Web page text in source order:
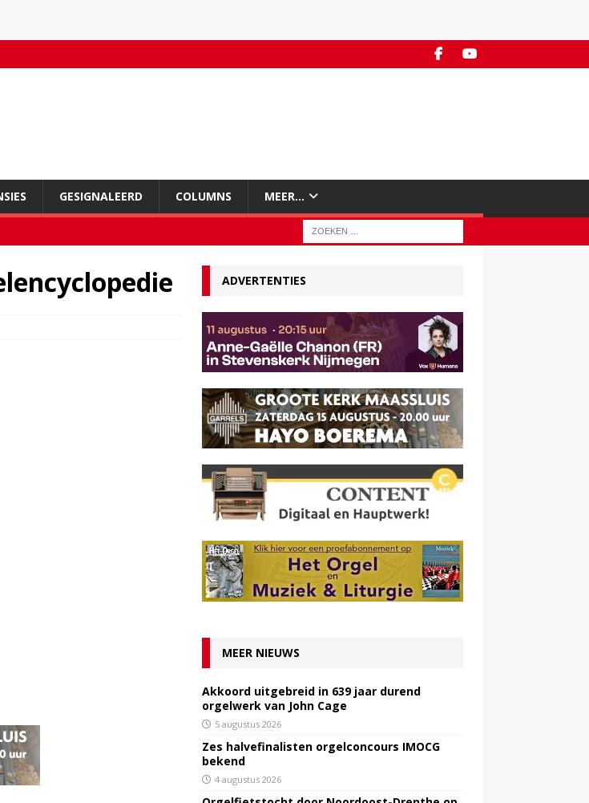
GESIGNALEERD COLUMNS MEER…
ADVERTENTIES
MEER NIEUWS
Akkoord uitgebreid in 639 jaar durend
orgelwerk van John Cage
5 augustus 2026
Zes halvefinalisten orgelconcours IMOCG
bekend
4 augustus 2026